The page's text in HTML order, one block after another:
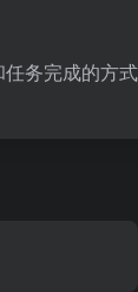
务完成的方